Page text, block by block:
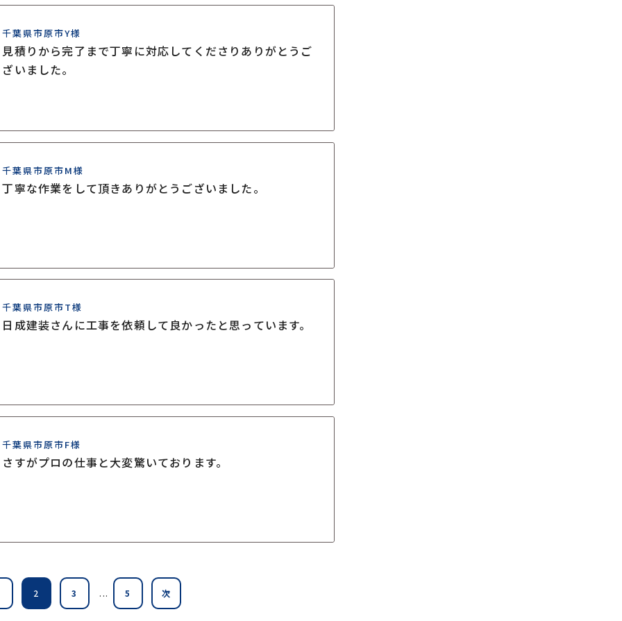
千葉県市原市Y様
見積りから完了まで丁寧に対応してくださりありがとうご
ざいました。
千葉県市原市M様
丁寧な作業をして頂きありがとうございました。
千葉県市原市T様
日成建装さんに工事を依頼して良かったと思っています。
千葉県市原市F様
さすがプロの仕事と大変驚いております。
2 3 ... 5 次